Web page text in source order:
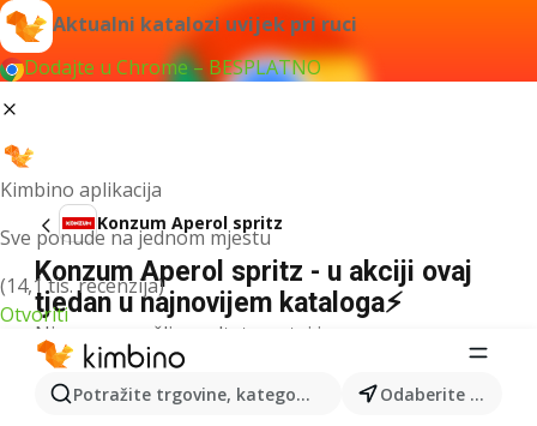
Aktualni katalozi uvijek pri ruci
Dodajte u Chrome – BESPLATNO
Kimbino aplikacija
Sve ponude na jednom mjestu
(14,1 tis. recenzija)
Otvoriti
Potražite trgovine, kategorije, proizvode... Odaberite grad
Konzum Aperol spritz
Konzum Aperol spritz - u akciji ovaj
tjedan u najnovijem kataloga⚡
Nismo pronašli rezultate za taj izraz.
Slijedeći proizvodi u trgovinama
Konzum